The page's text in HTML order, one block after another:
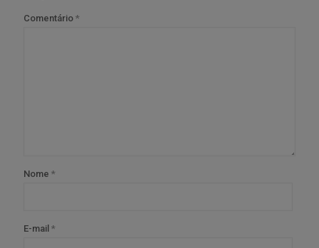
Comentário *
Nome *
E-mail *